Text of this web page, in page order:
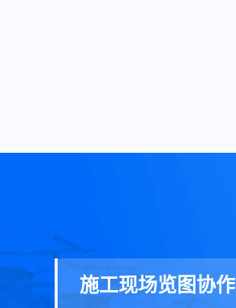
施工现场览图协作